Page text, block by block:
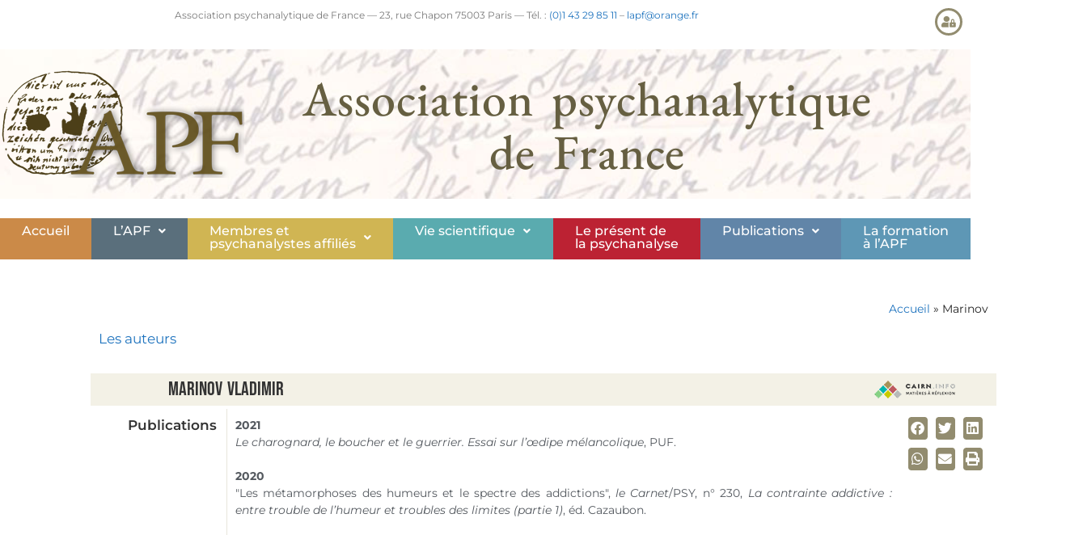
Association psychanalytique de France — 23, rue Chapon 75003 Paris — Tél. : (0)1 43 29 85 11 – lapf@orange.fr
Association psychanalytique
de France
Accueil L’APF
Membres et
psychanalystes affiliés
Vie scientifique
Le présent de
la psychanalyse
Publications
La formation
à l’APF
Accueil » Marinov
Les auteurs
Marinov Vladimir
Publications
2021
Le charognard, le boucher et le guerrier. Essai sur l’œdipe mélancolique, PUF.
2020
"Les métamorphoses des humeurs et le spectre des addictions", le Carnet/PSY, n° 230, La contrainte addictive :
entre trouble de l’humeur et troubles des limites (partie 1), éd. Cazaubon.